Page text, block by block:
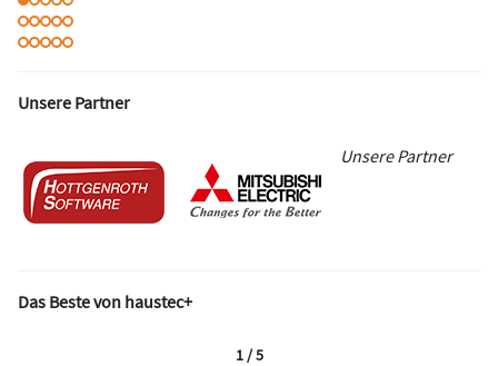
Unsere Partner
Unsere Partner
Das Beste von haustec+
1 / 5